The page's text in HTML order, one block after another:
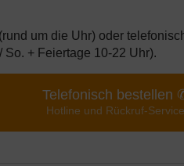
um die Uhr) oder
So. + Feiertage 10-22 Uhr).
Telefonisch bestellen
Hotline und Rückruf-Service